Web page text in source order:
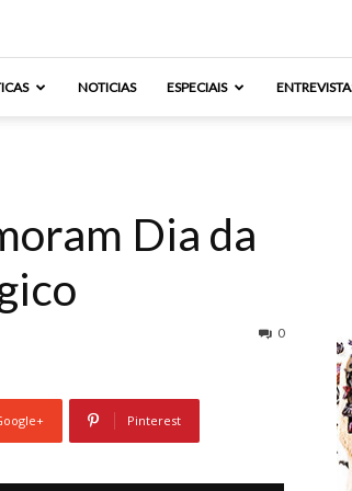
NOTICIAS ESPECIAIS
Dia da
0
Pinterest